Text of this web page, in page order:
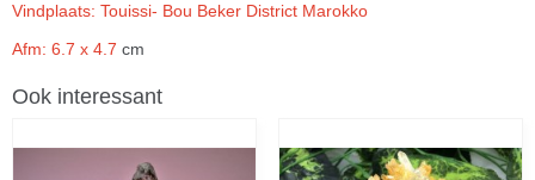
Vindplaats: Touissi- Bou Beker District Marokko
Afm: 6.7 x 4.7 cm
Ook interessant